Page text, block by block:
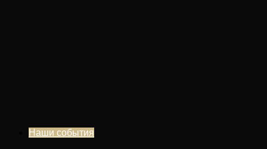
Наши события